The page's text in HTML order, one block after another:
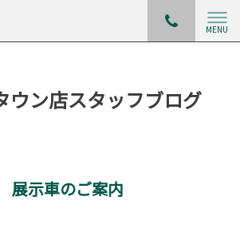
MENU
ウン店スタッフブログ
示車のご案内